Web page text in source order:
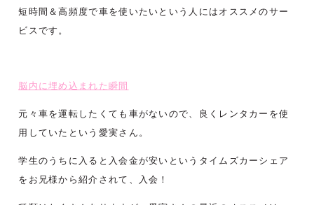
短時間＆高頻度で車を使いたいという人にはオススメのサー
ビスです。
脳内に埋め込まれた瞬間
元々車を運転したくても車がないので、良くレンタカーを使
用していたという愛実さん。
学生のうちに入ると入会金が安いというタイムズカーシェア
をお兄様から紹介されて、入会！